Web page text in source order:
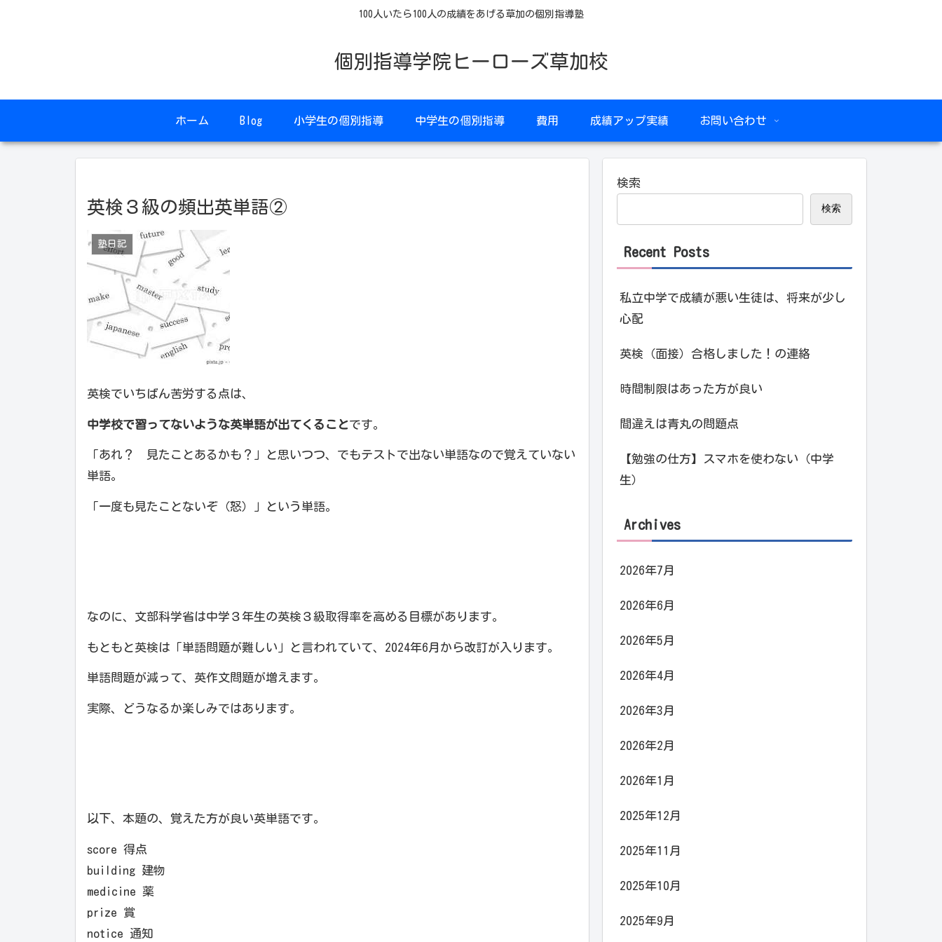
100人いたら100人の成績をあげる草加の個別指導塾
個別指導学院ヒーローズ草加校
ホーム Blog 小学生の個別指導 中学生の個別指導 費用 成績アップ実績 お問い合わせ
英検３級の頻出英単語②
塾日記
英検でいちばん苦労する点は、
中学校で習ってないような英単語が出てくることです。
「あれ？ 見たことあるかも？」と思いつつ、でもテストで出ない単語なので覚えていない
単語。
「一度も見たことないぞ（怒）」という単語。
なのに、文部科学省は中学３年生の英検３級取得率を高める目標があります。
もともと英検は「単語問題が難しい」と言われていて、2024年6月から改訂が入ります。
単語問題が減って、英作文問題が増えます。
実際、どうなるか楽しみではあります。
以下、本題の、覚えた方が良い英単語です。
score 得点
building 建物
medicine 薬
prize 賞
notice 通知
検索
検索
Recent Posts
私立中学で成績が悪い生徒は、将来が少し
心配
英検（面接）合格しました！の連絡
時間制限はあった方が良い
間違えは青丸の問題点
【勉強の仕方】スマホを使わない（中学
生）
Archives
2026年7月
2026年6月
2026年5月
2026年4月
2026年3月
2026年2月
2026年1月
2025年12月
2025年11月
2025年10月
2025年9月